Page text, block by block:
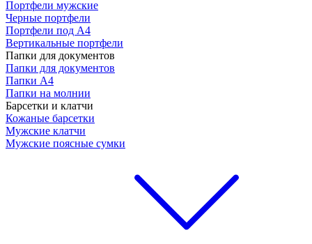
Портфели мужские
Черные портфели
Портфели под А4
Вертикальные портфели
Папки для документов
Папки для документов
Папки А4
Папки на молнии
Барсетки и клатчи
Кожаные барсетки
Мужские клатчи
Мужские поясные сумки